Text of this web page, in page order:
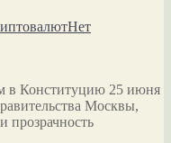
Нет
в Конституцию 25 июня
Москвы,
прозрачность